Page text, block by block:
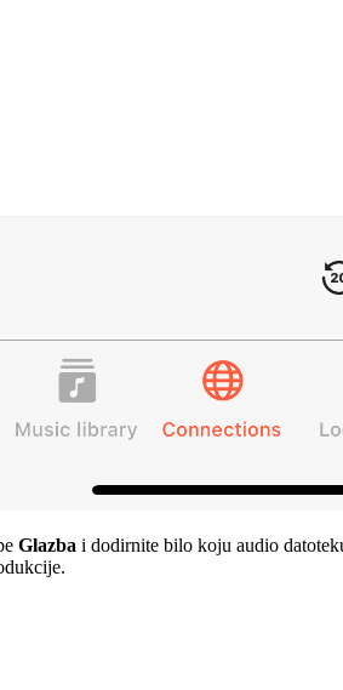
Glazba i dodirnite bilo koju audio